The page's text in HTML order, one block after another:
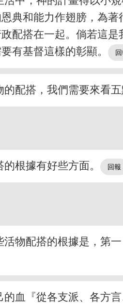
典和能力作翅膀，為
配搭在一起。倘若這
有基督這樣的彰顯。
的配搭，我們需要來看
的根據有好些方面。
活物配搭的根據是，第
的血『從各支派、各方